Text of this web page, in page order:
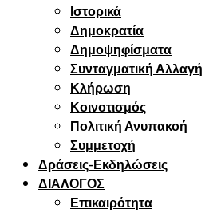
Ιστορικά
Δημοκρατία
Δημοψηφίσματα
Συνταγματική Αλλαγή
Κλήρωση
Κοινοτισμός
Πολιτική Ανυπακοή
Συμμετοχή
Δράσεις-Εκδηλώσεις
ΔΙΑΛΟΓΟΣ
Επικαιρότητα